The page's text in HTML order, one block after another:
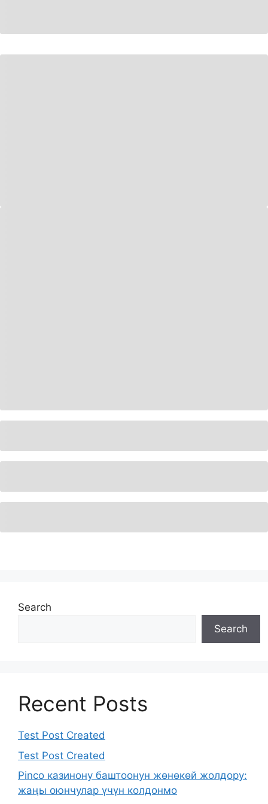
Search
Search
Recent Posts
Test Post Created
Test Post Created
Pinco казинону баштоонун жөнөкөй жолдору:
жаңы оюнчулар үчүн колдонмо